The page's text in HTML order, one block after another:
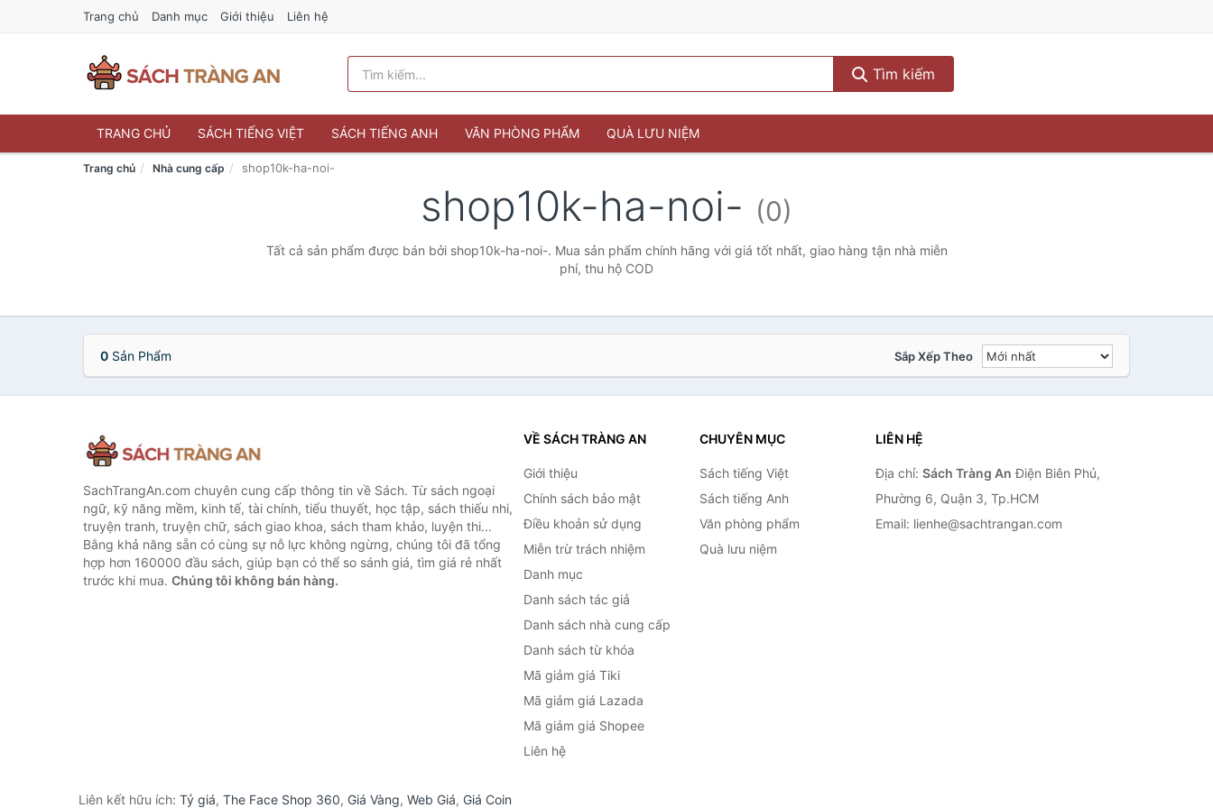
Trang chủ Danh mục Giới thiệu Liên hệ
Tìm kiếm
TRANG CHỦ SÁCH TIẾNG VIỆT SÁCH TIẾNG ANH VĂN PHÒNG PHẨM QUÀ LƯU NIỆM
Trang chủ Nhà cung cấp shop10k-ha-noi-
shop10k-ha-noi- (0)
Tất cả sản phẩm được bán bởi shop10k-ha-noi-. Mua sản phẩm chính hãng với giá tốt nhất, giao hàng tận nhà miễn
phí, thu hộ COD
0 Sản Phẩm Sắp Xếp Theo
SachTrangAn.com chuyên cung cấp thông tin về Sách. Từ sách ngoại
ngữ, kỹ năng mềm, kinh tế, tài chính, tiểu thuyết, học tập, sách thiếu nhi,
truyện tranh, truyện chữ, sách giao khoa, sách tham khảo, luyện thi...
Bằng khả năng sẵn có cùng sự nỗ lực không ngừng, chúng tôi đã tổng
hợp hơn 160000 đầu sách, giúp bạn có thể so sánh giá, tìm giá rẻ nhất
trước khi mua. Chúng tôi không bán hàng.
VỀ SÁCH TRÀNG AN
Giới thiệu
Chính sách bảo mật
Điều khoản sử dụng
Miễn trừ trách nhiệm
Danh mục
Danh sách tác giả
Danh sách nhà cung cấp
Danh sách từ khóa
Mã giảm giá Tiki
Mã giảm giá Lazada
Mã giảm giá Shopee
Liên hệ
CHUYÊN MỤC
Sách tiếng Việt
Sách tiếng Anh
Văn phòng phẩm
Quà lưu niệm
LIÊN HỆ
Địa chỉ: Sách Tràng An Điện Biên Phủ,
Phường 6, Quận 3, Tp.HCM
Email: lienhe@sachtrangan.com
Liên kết hữu ích: Tỷ giá, The Face Shop 360, Giá Vàng, Web Giá, Giá Coin